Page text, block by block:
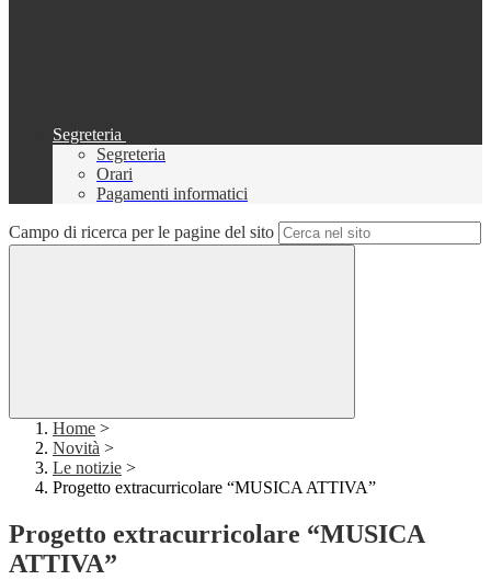
Segreteria
Segreteria
Orari
Pagamenti informatici
Campo di ricerca per le pagine del sito
Home >
Novità >
Le notizie >
Progetto extracurricolare “MUSICA ATTIVA”
Progetto extracurricolare “MUSICA
ATTIVA”